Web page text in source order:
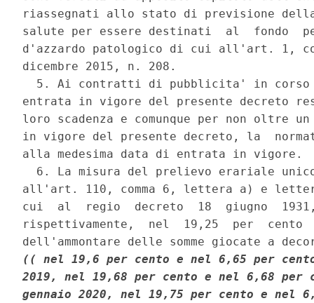
riassegnati allo stato di previsione
salute per essere destinati  al  fondo
d'azzardo patologico di cui all'art. 1,
dicembre 2015, n. 208.
5. Ai contratti di pubblicita' in
entrata in vigore del presente decreto
loro scadenza e comunque per non oltre
in vigore del presente decreto, la
alla medesima data di entrata in vigore.
6. La misura del prelievo erariale
all'art. 110, comma 6, lettera a) e
cui  al  regio  decreto  18  giugno
rispettivamente,  nel  19,25  per
(( nel 19,6 per cento e nel 6,65 per
2019, nel 19,68 per cento e nel 6,68
gennaio 2020, nel 19,75 per cento e nel